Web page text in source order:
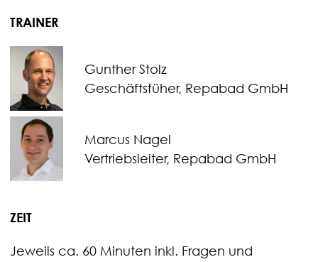
TRAINER
Gunther Stolz
Geschäftsfüher, Repabad GmbH
Marcus Nagel
Vertriebsleiter, Repabad GmbH
ZEIT
Jeweils ca. 60 Minuten inkl. Fragen und